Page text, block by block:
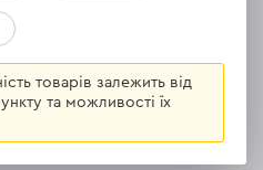
для редукторів з
товарів залежить від
та можливості їх